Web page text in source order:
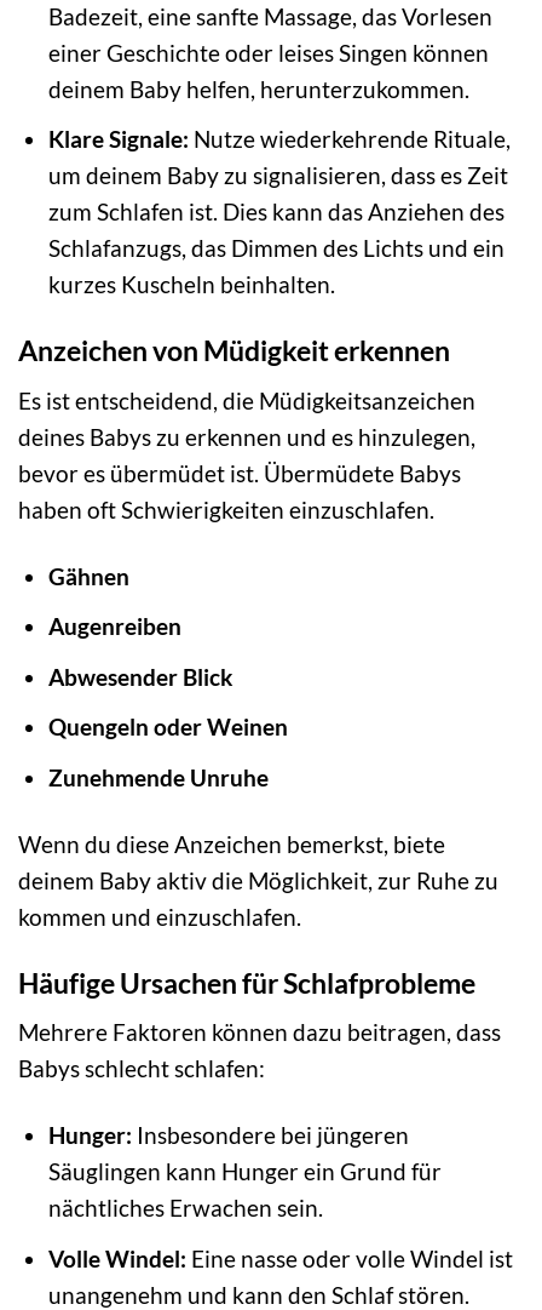
Badezeit, eine sanfte Massage, das Vorlesen
einer Geschichte oder leises Singen können
deinem Baby helfen, herunterzukommen.
Klare Signale: Nutze wiederkehrende Rituale,
um deinem Baby zu signalisieren, dass es Zeit
zum Schlafen ist. Dies kann das Anziehen des
Schlafanzugs, das Dimmen des Lichts und ein
kurzes Kuscheln beinhalten.
Anzeichen von Müdigkeit erkennen
Es ist entscheidend, die Müdigkeitsanzeichen
deines Babys zu erkennen und es hinzulegen,
bevor es übermüdet ist. Übermüdete Babys
haben oft Schwierigkeiten einzuschlafen.
Gähnen
Augenreiben
Abwesender Blick
Quengeln oder Weinen
Zunehmende Unruhe
Wenn du diese Anzeichen bemerkst, biete
deinem Baby aktiv die Möglichkeit, zur Ruhe zu
kommen und einzuschlafen.
Häufige Ursachen für Schlafprobleme
Mehrere Faktoren können dazu beitragen, dass
Babys schlecht schlafen:
Hunger: Insbesondere bei jüngeren
Säuglingen kann Hunger ein Grund für
nächtliches Erwachen sein.
Volle Windel: Eine nasse oder volle Windel ist
unangenehm und kann den Schlaf stören.